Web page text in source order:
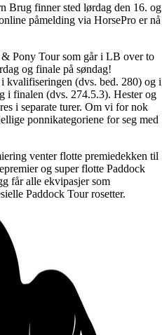
Brug finner sted lørdag den 16. og
påmelding via HorsePro er nå
Pony Tour som går i LB over to
og finale på søndag!
kvalifiseringen (dvs. bed. 280) og i
i finalen (dvs. 274.5.3). Hester og
i separate turer. Om vi for nok
ponnikategoriene for seg med
venter flotte premiedekken til
og super flotte Paddock
får alle ekvipasjer som
Paddock Tour rosetter.